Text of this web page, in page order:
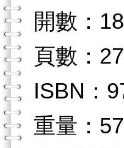
開數：18
頁數：
ISBN：
重量：